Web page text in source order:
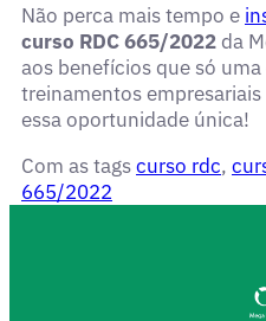
Não perca mais tempo e
curso RDC 665/2022 da
aos benefícios que só
treinamentos
essa oportunidade única!
Com as tagscurso rdc,
665/2022